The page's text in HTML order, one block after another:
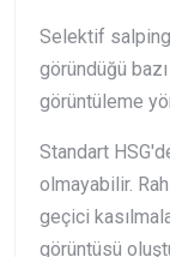
Selektif
göründüğü
görüntüleme
Standart
olmayabilir.
geçici
görüntüsü